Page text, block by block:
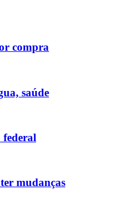
compra
saúde
federal
mudanças